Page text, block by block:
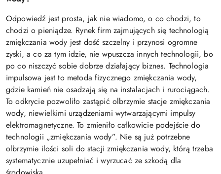
Odpowiedź jest prosta, jak nie wiadomo, o co chodzi, to
chodzi o pieniądze. Rynek firm zajmujących się technologią
zmiękczania wody jest dość szczelny i przynosi ogromne
zyski, a co za tym idzie, nie wpuszcza innych technologii, bo
po co niszczyć sobie dobrze działający biznes. Technologia
impulsowa jest to metoda fizycznego zmiękczania wody,
gdzie kamień nie osadzają się na instalacjach i rurociągach.
To odkrycie pozwoliło zastąpić olbrzymie stacje zmiękczania
wody, niewielkimi urządzeniami wytwarzającymi impulsy
elektromagnetyczne. To zmieniło całkowicie podejście do
technologii „zmiękczania wody”. Nie są już potrzebne
olbrzymie ilości soli do stacji zmiękczania wody, którą trzeba
systematycznie uzupełniać i wyrzucać ze szkodą dla